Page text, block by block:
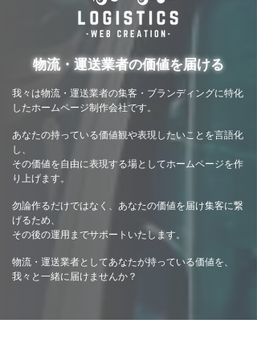
物流・運送業者の価値を届ける
我々は物流・運送業者の集客・ブランディングに特化
したホームページ制作会社です。
あなたの持っている価値観や表現したいことを言語化
し、
その価値を自由に表現する場としてホームページを作
り上げます。
勿論作るだけではなく、 あなたの価値を届け集客に繋
げるため、
その後の運用までサポートいたします。
物流・運送業者としてあなたが持っている価値を、
我々と一緒に届けませんか？